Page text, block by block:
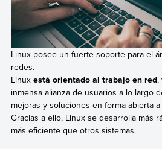
Linux posee un fuerte soporte para el
redes.
Linux está orientado al trabajo en red,
inmensa alianza de usuarios a lo largo
mejoras y soluciones en forma abierta
Gracias a ello, Linux se desarrolla más
más eficiente que otros sistemas.